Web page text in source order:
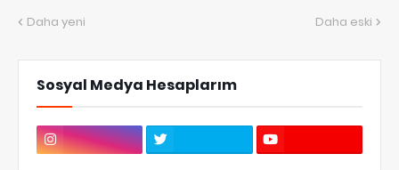
Daha yeni Daha eski
Sosyal Medya Hesaplarım